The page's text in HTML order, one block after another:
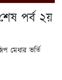
পর্ব ২য়
মেধার ভর্তি